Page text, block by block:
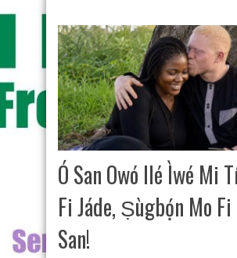
Ó San Owó Ilé Ìwé Mi
Fi Jáde, Ṣùgbọ́n Mo
San!